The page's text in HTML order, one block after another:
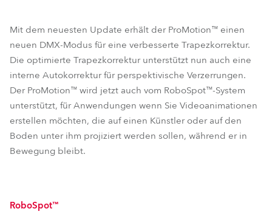
Mit dem neuesten Update erhält der ProMotion™ einen
neuen DMX-Modus für eine verbesserte Trapezkorrektur.
Die optimierte Trapezkorrektur unterstützt nun auch eine
interne Autokorrektur für perspektivische Verzerrungen.
Der ProMotion™ wird jetzt auch vom RoboSpot™-System
unterstützt, für Anwendungen wenn Sie Videoanimationen
erstellen möchten, die auf einen Künstler oder auf den
Boden unter ihm projiziert werden sollen, während er in
Bewegung bleibt.
RoboSpot™